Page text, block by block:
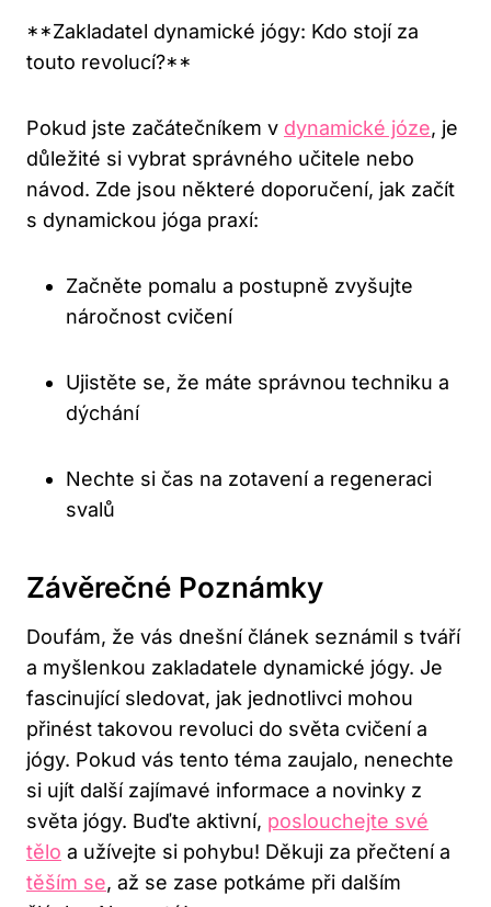
**Zakladatel dynamické jógy: Kdo stojí za
touto revolucí?**
Pokud​ jste začátečníkem v dynamické józe, je
‌důležité si vybrat ⁤správného učitele nebo
‍návod. Zde jsou některé doporučení, jak ⁣začít
s⁢ dynamickou jóga praxí:
Začněte pomalu a⁤ postupně zvyšujte
náročnost cvičení
Ujistěte se, že ⁤máte správnou techniku a
dýchání
Nechte si čas na ‍zotavení a regeneraci⁣
svalů
Závěrečné Poznámky
Doufám, že vás dnešní článek seznámil⁣ s tváří⁣
a myšlenkou zakladatele dynamické jógy. Je
fascinující⁢ sledovat, jak ‍jednotlivci mohou
přinést takovou revoluci do světa cvičení ⁤a
jógy. Pokud⁢ vás tento⁢ téma ‌zaujalo,⁤ nenechte
⁣si ujít další⁢ zajímavé⁣ informace a novinky z
světa jógy. Buďte aktivní,⁢ poslouchejte své
tělo a užívejte si ⁣pohybu! Děkuji za přečtení a
těším se, až se zase⁢ potkáme​ při dalším